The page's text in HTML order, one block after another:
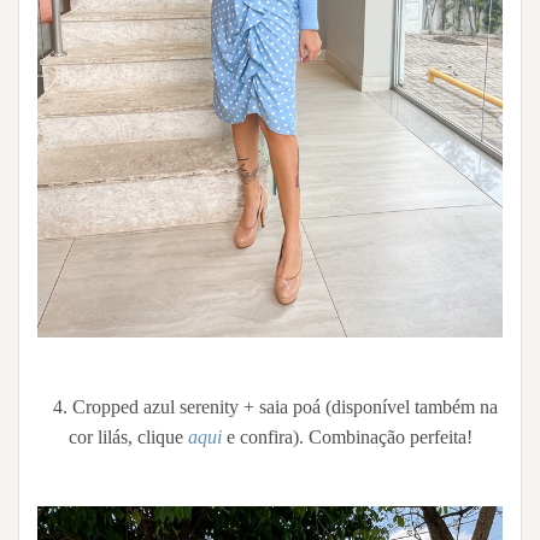
4. Cropped azul serenity + saia poá (disponível também na
cor lilás, clique aqui e confira). Combinação perfeita!